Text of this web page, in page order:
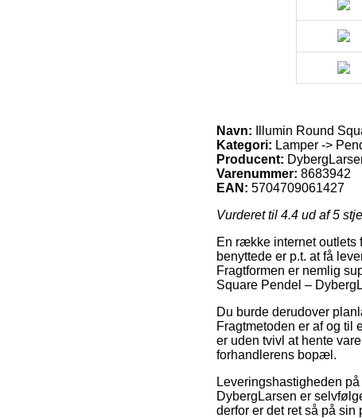
Navn: Illumin Round
Kategori: Lamper ->
Producent:
Varenummer: 8683942
EAN: 5704709061427
Vurderet til 4.4 ud af 5
En række internet outlets
benyttede er p.t. at få
Fragtformen er nemlig
Square Pendel –
Du burde derudover
Fragtmetoden er af og til
er uden tvivl at hente
forhandlerens bopæl.
Leveringshastigheden
DybergLarsen er
derfor er det ret så på